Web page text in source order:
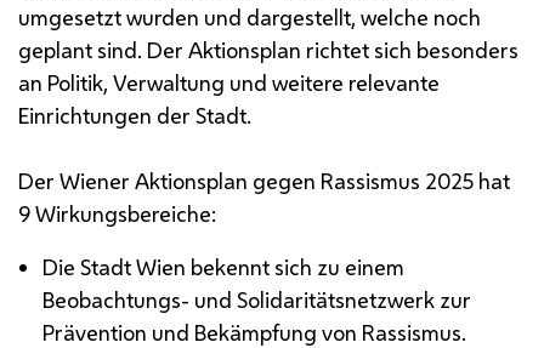
umgesetzt wurden und dargestellt, welche noch
geplant sind. Der Aktionsplan richtet sich besonders
an Politik, Verwaltung und weitere relevante
Einrichtungen der Stadt.
Der Wiener Aktionsplan gegen Rassismus 2025 hat
9 Wirkungsbereiche:
Die Stadt Wien bekennt sich zu einem
Beobachtungs- und Solidaritätsnetzwerk zur
Prävention und Bekämpfung von Rassismus.